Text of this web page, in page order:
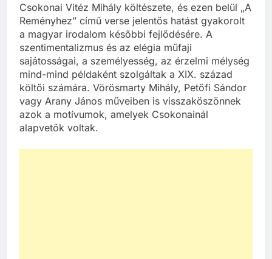
Csokonai Vitéz Mihály költészete, és ezen belül „A
Reményhez” című verse jelentős hatást gyakorolt
a magyar irodalom későbbi fejlődésére. A
szentimentalizmus és az elégia műfaji
sajátosságai, a személyesség, az érzelmi mélység
mind-mind példaként szolgáltak a XIX. század
költői számára. Vörösmarty Mihály, Petőfi Sándor
vagy Arany János műveiben is visszaköszönnek
azok a motívumok, amelyek Csokonainál
alapvetők voltak.